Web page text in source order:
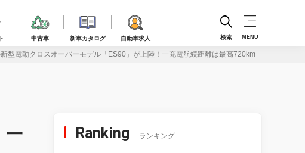
中古車 新車カタログ 自動車求人 検索 MENU
新型電動クロスオーバーモデル「ES90」が上陸！一充電航続距離は最高720km
一
Ranking ランキング